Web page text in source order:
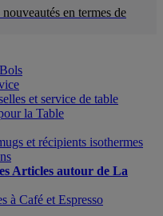
en termes de
et service de table
la Table
et récipients isothermes
Articles autour de La
à Café et Espresso